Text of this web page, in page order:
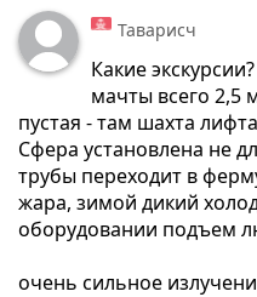
Таварисч
Какие
мачты всего 2,5
пустая - там шахта
Сфера установлена не
трубы переходит в
жара, зимой дикий
оборудовании подъем
очень сильное